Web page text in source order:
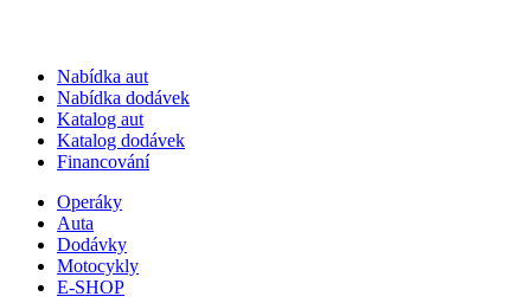
Nabídka aut
Nabídka dodávek
Katalog aut
Katalog dodávek
Financování
Operáky
Auta
Dodávky
Motocykly
E-SHOP